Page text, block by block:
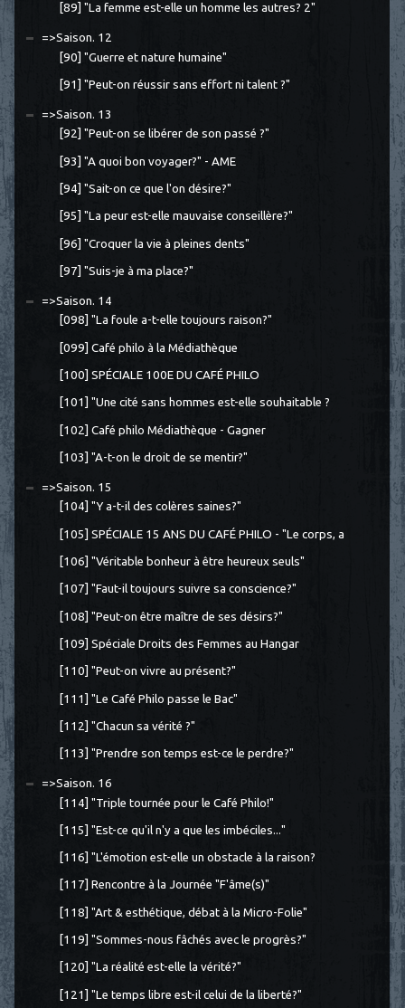
[89] "La femme est-elle un homme les autres? 2"
=>Saison. 12
[90] "Guerre et nature humaine"
[91] "Peut-on réussir sans effort ni talent ?"
=>Saison. 13
[92] "Peut-on se libérer de son passé ?"
[93] "A quoi bon voyager?" - AME
[94] "Sait-on ce que l'on désire?"
[95] "La peur est-elle mauvaise conseillère?"
[96] "Croquer la vie à pleines dents"
[97] "Suis-je à ma place?"
=>Saison. 14
[098] "La foule a-t-elle toujours raison?"
[099] Café philo à la Médiathèque
[100] SPÉCIALE 100E DU CAFÉ PHILO
[101] "Une cité sans hommes est-elle souhaitable ?
[102] Café philo Médiathèque - Gagner
[103] "A-t-on le droit de se mentir?"
=>Saison. 15
[104] "Y a-t-il des colères saines?"
[105] SPÉCIALE 15 ANS DU CAFÉ PHILO - "Le corps, a
[106] "Véritable bonheur à être heureux seuls"
[107] "Faut-il toujours suivre sa conscience?"
[108] "Peut-on être maître de ses désirs?"
[109] Spéciale Droits des Femmes au Hangar
[110] "Peut-on vivre au présent?"
[111] "Le Café Philo passe le Bac"
[112] "Chacun sa vérité ?"
[113] "Prendre son temps est-ce le perdre?"
=>Saison. 16
[114] "Triple tournée pour le Café Philo!"
[115] "Est-ce qu'il n'y a que les imbéciles..."
[116] "L'émotion est-elle un obstacle à la raison?
[117] Rencontre à la Journée "F'âme(s)"
[118] "Art & esthétique, débat à la Micro-Folie"
[119] "Sommes-nous fâchés avec le progrès?"
[120] "La réalité est-elle la vérité?"
[121] "Le temps libre est-il celui de la liberté?"